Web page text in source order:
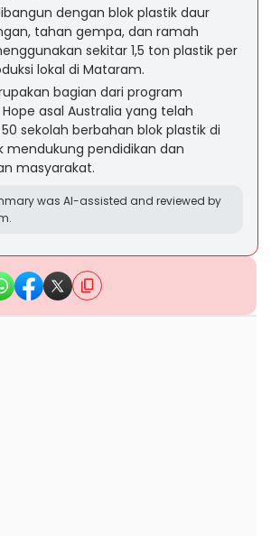
dengan blok plastik daur
tahan gempa, dan ramah
sekitar 1,5 ton plastik per
lokal di Mataram.
bagian dari program
asal Australia yang telah
sekolah berbahan blok plastik di
mendukung pendidikan dan
masyarakat.
was AI-assisted and reviewed by